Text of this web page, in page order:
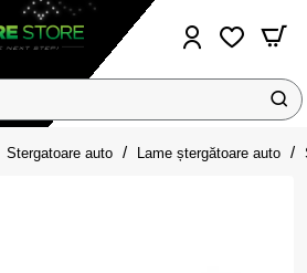
Stergatoare auto Lame ștergătoare auto